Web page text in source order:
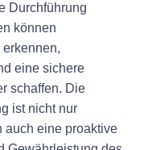
Durchführung
können
eine sichere
schaffen. Die
ist nicht nur
auch eine proaktive